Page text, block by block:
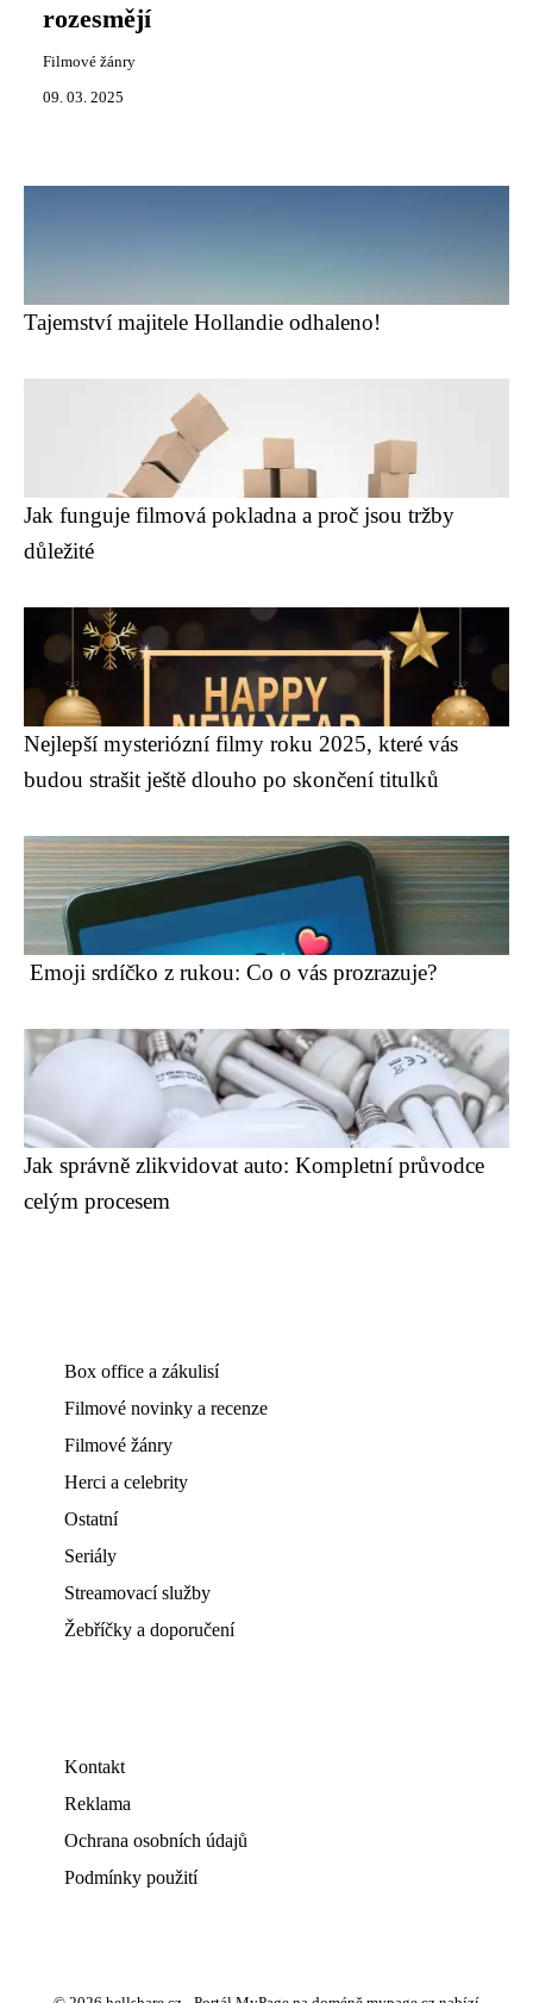
rozesmějí
Filmové žánry
09. 03. 2025
Tajemství majitele Hollandie odhaleno!
Jak funguje filmová pokladna a proč jsou tržby
důležité
Nejlepší mysteriózní filmy roku 2025, které vás
budou strašit ještě dlouho po skončení titulků
️ Emoji srdíčko z rukou: Co o vás prozrazuje?
Jak správně zlikvidovat auto: Kompletní průvodce
celým procesem
Box office a zákulisí
Filmové novinky a recenze
Filmové žánry
Herci a celebrity
Ostatní
Seriály
Streamovací služby
Žebříčky a doporučení
Kontakt
Reklama
Ochrana osobních údajů
Podmínky použití